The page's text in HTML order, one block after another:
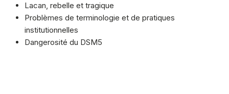
Lacan, rebelle et tragique
Problèmes de terminologie et de pratiques
institutionnelles
Dangerosité du DSM5